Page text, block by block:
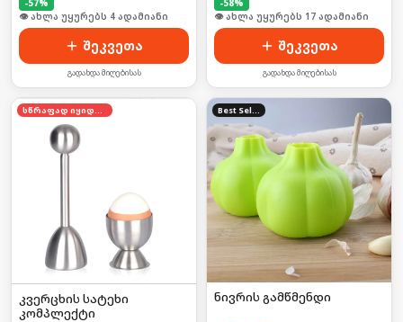
-57%
🛒 ბოლო 24სთ-ში იყიდა 3-მა
შეკვეთა
გადახდა მიღებისას
-58%
🛒 ბოლო 24სთ-ში იყიდა 27-მა
შეკვეთა
გადახდა მიღებისას
სწრაფად იყიდება
კვერცხის სატეხი
კომპლექტი
Best Seller
ნივრის გამწმენდი